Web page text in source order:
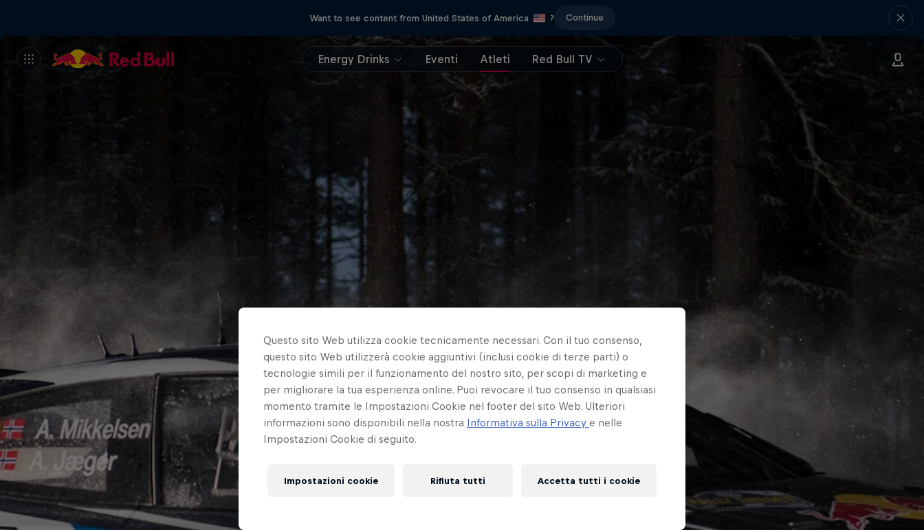
Want to see content from United States of America ? Continue
Energy Drinks Eventi Atleti Red Bull TV
Questo sito Web utilizza cookie tecnicamente necessari. Con il tuo consenso,
questo sito Web utilizzerà cookie aggiuntivi (inclusi cookie di terze parti) o
tecnologie simili per il funzionamento del nostro sito, per scopi di marketing e
per migliorare la tua esperienza online. Puoi revocare il tuo consenso in qualsiasi
momento tramite le Impostazioni Cookie nel footer del sito Web. Ulteriori
informazioni sono disponibili nella nostra Informativa sulla Privacy e nelle
Impostazioni Cookie di seguito.
Impostazioni cookie Rifiuta tutti Accetta tutti i cookie